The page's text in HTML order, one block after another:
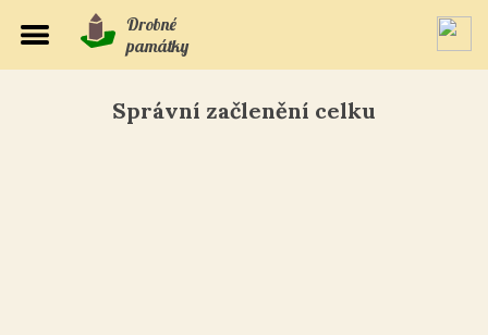
Drobné
památky
Správní začlenění celku